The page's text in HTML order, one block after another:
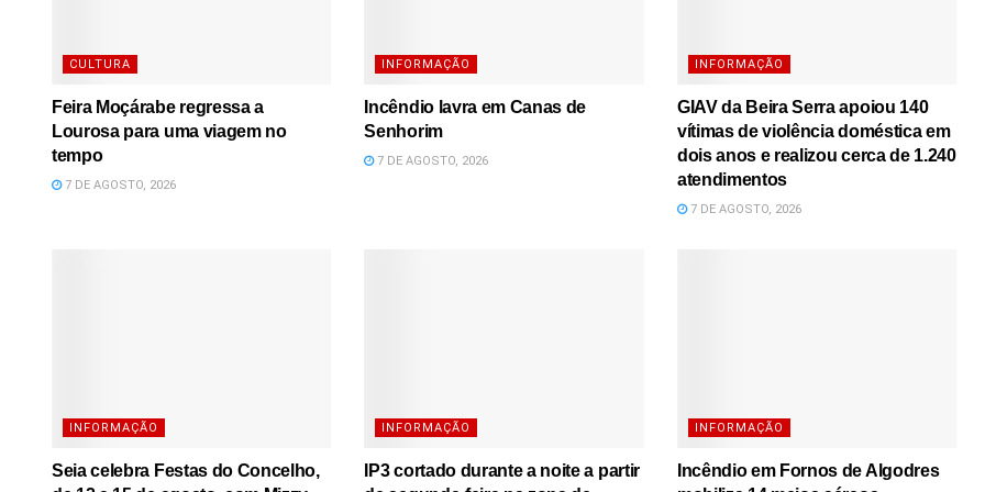
CULTURA
Feira Moçárabe regressa a
Lourosa para uma viagem no
tempo
7 DE AGOSTO, 2026
INFORMAÇÃO
Incêndio lavra em Canas de
Senhorim
7 DE AGOSTO, 2026
INFORMAÇÃO
GIAV da Beira Serra apoiou 140
vítimas de violência doméstica em
dois anos e realizou cerca de 1.240
atendimentos
7 DE AGOSTO, 2026
INFORMAÇÃO
Seia celebra Festas do Concelho,
INFORMAÇÃO
IP3 cortado durante a noite a partir
INFORMAÇÃO
Incêndio em Fornos de Algodres